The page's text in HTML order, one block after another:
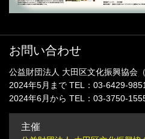
お問い合わせ
公益財団法人 大田区文化振興協会
2024年5月まで TEL：03-6429-9851
2024年6月から TEL：03-3750-
主催